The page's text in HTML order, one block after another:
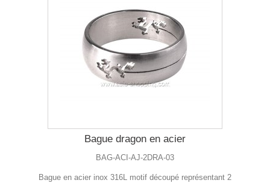
Bague dragon en acier
BAG-ACI-AJ-2DRA-03
Bague en acier inox 316L motif découpé représentant 2